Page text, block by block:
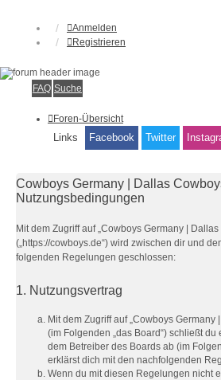
Anmelden
Registrieren
FAQ Suche
Foren-Übersicht
Links Facebook Twitter
Cowboys Germany | Dallas
Nutzungsbedingungen
Mit dem Zugriff auf „Cowboys Germany |
(„https://cowboys.de“) wird zwischen dir und
folgenden Regelungen geschlossen:
1. Nutzungsvertrag
Mit dem Zugriff auf „Cowboys
(im Folgenden „das Board“) schließt
dem Betreiber des Boards ab (im
erklärst dich mit den nachfolgenden
Wenn du mit diesen Regelungen nicht